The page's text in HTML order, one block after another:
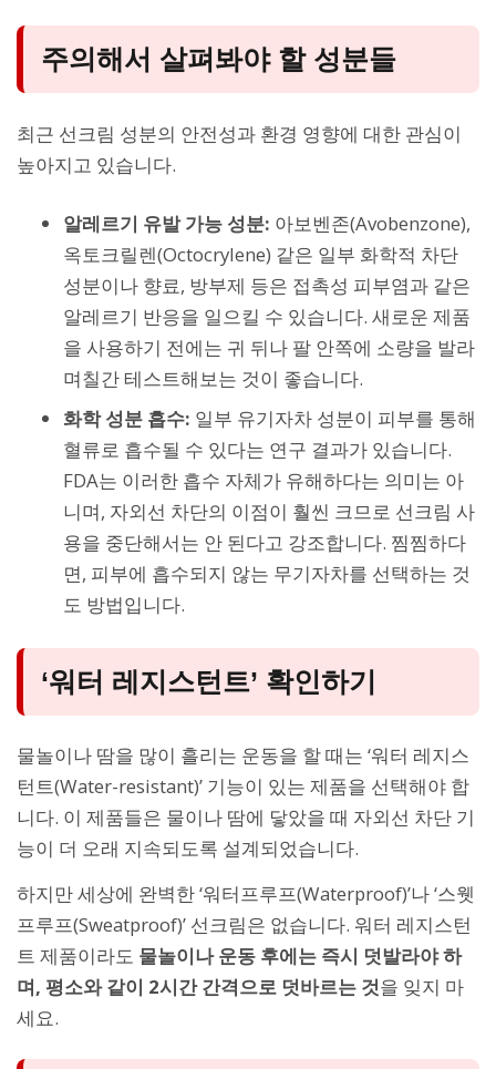
주의해서 살펴봐야 할 성분들
최근 선크림 성분의 안전성과 환경 영향에 대한 관심이
높아지고 있습니다.
알레르기 유발 가능 성분: 아보벤존(Avobenzone),
옥토크릴렌(Octocrylene) 같은 일부 화학적 차단
성분이나 향료, 방부제 등은 접촉성 피부염과 같은
알레르기 반응을 일으킬 수 있습니다. 새로운 제품
을 사용하기 전에는 귀 뒤나 팔 안쪽에 소량을 발라
며칠간 테스트해보는 것이 좋습니다.
화학 성분 흡수: 일부 유기자차 성분이 피부를 통해
혈류로 흡수될 수 있다는 연구 결과가 있습니다.
FDA는 이러한 흡수 자체가 유해하다는 의미는 아
니며, 자외선 차단의 이점이 훨씬 크므로 선크림 사
용을 중단해서는 안 된다고 강조합니다. 찜찜하다
면, 피부에 흡수되지 않는 무기자차를 선택하는 것
도 방법입니다.
‘워터 레지스턴트’ 확인하기
물놀이나 땀을 많이 흘리는 운동을 할 때는 ‘워터 레지스
턴트(Water-resistant)’ 기능이 있는 제품을 선택해야 합
니다. 이 제품들은 물이나 땀에 닿았을 때 자외선 차단 기
능이 더 오래 지속되도록 설계되었습니다.
하지만 세상에 완벽한 ‘워터프루프(Waterproof)’나 ‘스웻
프루프(Sweatproof)’ 선크림은 없습니다. 워터 레지스턴
트 제품이라도 물놀이나 운동 후에는 즉시 덧발라야 하
며, 평소와 같이 2시간 간격으로 덧바르는 것을 잊지 마
세요.